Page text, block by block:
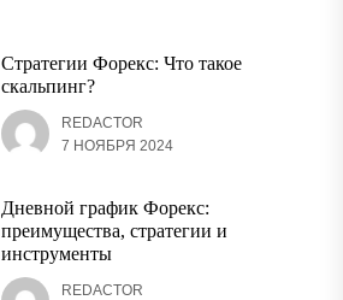
Стратегии Форекс: Что такое
скальпинг?
REDACTOR
7 НОЯБРЯ 2024
Дневной график Форекс:
преимущества, стратегии и
инструменты
REDACTOR